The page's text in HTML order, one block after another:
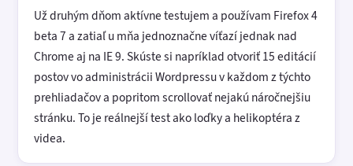
Už druhým dňom aktívne testujem a používam Firefox 4
beta 7 a zatiaľ u mňa jednoznačne víťazí jednak nad
Chrome aj na IE 9. Skúste si napríklad otvoriť 15 editácií
postov vo administrácii Wordpressu v každom z týchto
prehliadačov a popritom scrollovať nejakú náročnejšiu
stránku. To je reálnejší test ako loďky a helikoptéra z
videa.